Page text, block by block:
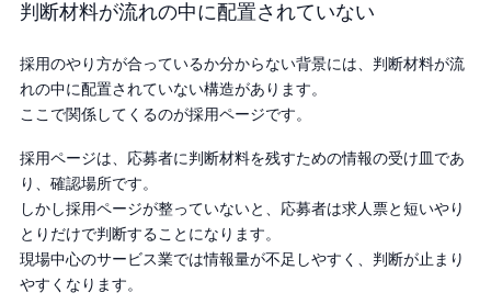
判断材料が流れの中に配置されていない
採用のやり方が合っているか分からない背景には、判断材料が流
れの中に配置されていない構造があります。
ここで関係してくるのが採用ページです。
採用ページは、応募者に判断材料を残すための情報の受け皿であ
り、確認場所です。
しかし採用ページが整っていないと、応募者は求人票と短いやり
とりだけで判断することになります。
現場中心のサービス業では情報量が不足しやすく、判断が止まり
やすくなります。